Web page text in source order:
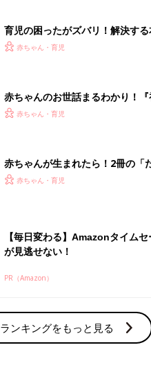
育児の困ったがズバリ！解決す
『ひよこクラブ 夏号』 4カ月～2
赤ちゃん・育児
赤ちゃんのお世話まるわかり！『
てのひよこクラブ 夏号』〈巻頭大
赤ちゃん・育児
赤ちゃんが生まれたら！2冊の「
ひよ」
赤ちゃん・育児
【毎日変わる】Amazonタイムセ
が見逃せない！
PR（Amazon）
ランキングをもっと見る